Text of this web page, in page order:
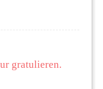
gratulieren.